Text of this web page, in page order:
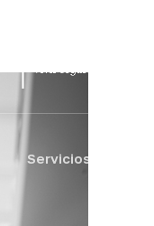
Servicios